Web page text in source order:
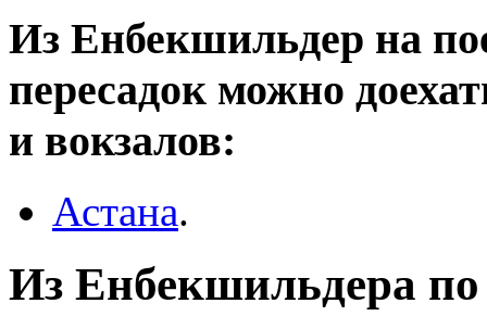
Из Енбекшильдер на
пересадок можно
и вокзалов:
Астана.
Из Енбекшильдера